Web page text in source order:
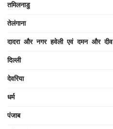
तमिलनाडु
तेलंगाना
दादरा और नगर हवेली एवं दमन और दीव
दिल्ली
देवरिया
धर्म
पंजाब